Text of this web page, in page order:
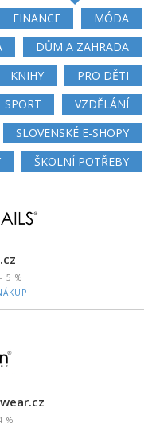
FINANCE
MÓDA
DŮM A ZAHRADA
KNIHY
PRO DĚTI
SPORT
VZDĚLÁNÍ
SLOVENSKÉ E-SHOPY
ŠKOLNÍ POTŘEBY
5 %
%